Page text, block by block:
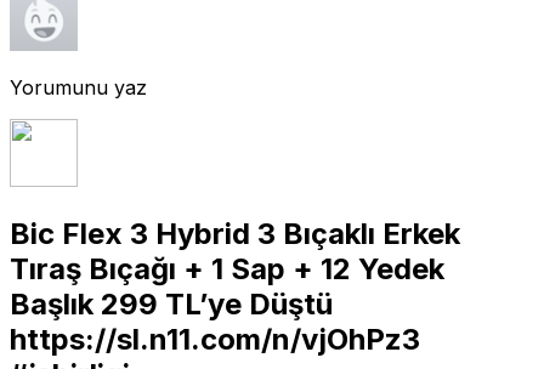
Yorumunu yaz
Bic Flex 3 Hybrid 3 Bıçaklı Erkek
Tıraş Bıçağı + 1 Sap + 12 Yedek
Başlık 299 TL’ye Düştü
https://sl.n11.com/n/vjOhPz3